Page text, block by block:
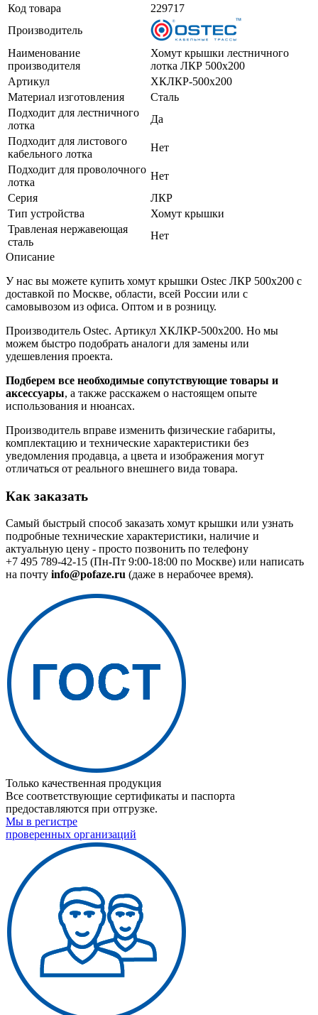
Код товара
229717
Производитель
Наименование
производителя
Хомут крышки лестничного
лотка ЛКР 500х200
Артикул
ХКЛКР-500х200
Материал изготовления
Сталь
Подходит для лестничного
лотка
Да
Подходит для листового
кабельного лотка
Нет
Подходит для проволочного
лотка
Нет
Серия
ЛКР
Тип устройства
Хомут крышки
Травленая нержавеющая
сталь
Нет
Описание
У нас вы можете купить хомут крышки Ostec ЛКР 500х200 с
доставкой по Москве, области, всей России или с
самовывозом из офиса. Оптом и в розницу.
Производитель Ostec. Артикул ХКЛКР-500х200. Но мы
можем быстро подобрать аналоги для замены или
удешевления проекта.
Подберем все необходимые сопутствующие товары и
аксессуары, а также расскажем о настоящем опыте
использования и нюансах.
Производитель вправе изменить физические габариты,
комплектацию и технические характеристики без
уведомления продавца, а цвета и изображения могут
отличаться от реального внешнего вида товара.
Как заказать
Самый быстрый способ заказать хомут крышки или узнать
подробные технические характеристики, наличие и
актуальную цену - просто позвонить по телефону
+7 495 789-42-15 (Пн-Пт 9:00-18:00 по Москве) или написать
на почту info@pofaze.ru (даже в нерабочее время).
Только качественная продукция
Все соответствующие сертификаты и паспорта
предоставляются при отгрузке.
Мы в регистре
проверенных организаций